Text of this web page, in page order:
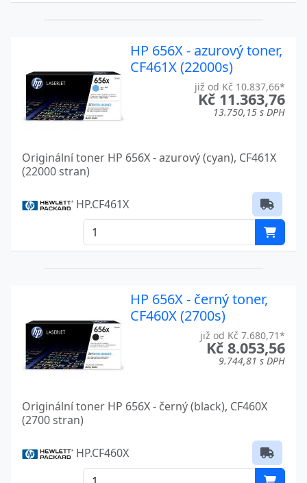
HP 656X - azurový toner,
CF461X (22000s)
již od Kč 10.837,66*
Kč 11.363,76
13.750,15 s DPH
Originální toner HP 656X - azurový (cyan), CF461X
(22000 stran)
HP.CF461X
HP 656X - černý toner,
CF460X (2700s)
již od Kč 7.680,71*
Kč 8.053,56
9.744,81 s DPH
Originální toner HP 656X - černý (black), CF460X
(2700 stran)
HP.CF460X